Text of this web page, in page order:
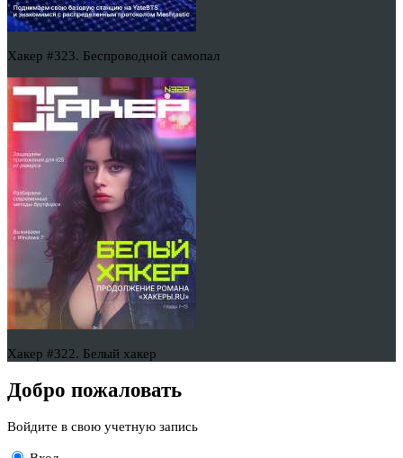
Хакер #323. Беспроводной самопал
Хакер #322. Белый хакер
Добро пожаловать
Войдите в свою учетную запись